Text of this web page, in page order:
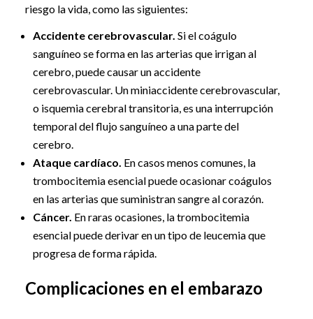
riesgo la vida, como las siguientes:
Accidente cerebrovascular. Si el coágulo
sanguíneo se forma en las arterias que irrigan al
cerebro, puede causar un accidente
cerebrovascular. Un miniaccidente cerebrovascular,
o isquemia cerebral transitoria, es una interrupción
temporal del flujo sanguíneo a una parte del
cerebro.
Ataque cardíaco. En casos menos comunes, la
trombocitemia esencial puede ocasionar coágulos
en las arterias que suministran sangre al corazón.
Cáncer. En raras ocasiones, la trombocitemia
esencial puede derivar en un tipo de leucemia que
progresa de forma rápida.
Complicaciones en el embarazo